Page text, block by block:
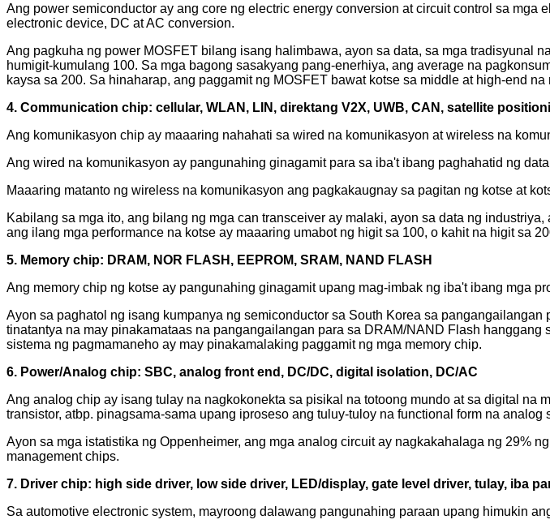
Ang power semiconductor ay ang core ng electric energy conversion at circuit control sa
electronic device, DC at AC conversion.
Ang pagkuha ng power MOSFET bilang isang halimbawa, ayon sa data, sa mga tradisyunal
humigit-kumulang 100. Sa mga bagong sasakyang pang-enerhiya, ang average na
kaysa sa 200. Sa hinaharap, ang paggamit ng MOSFET bawat kotse sa middle at high-end
4. Communication chip: cellular, WLAN, LIN, direktang V2X, UWB, CAN, satellite
Ang komunikasyon chip ay maaaring nahahati sa wired na komunikasyon at wireless na
Ang wired na komunikasyon ay pangunahing ginagamit para sa iba't ibang paghahatid ng
Maaaring matanto ng wireless na komunikasyon ang pagkakaugnay sa pagitan ng kotse at
Kabilang sa mga ito, ang bilang ng mga can transceiver ay malaki, ayon sa data ng
ang ilang mga performance na kotse ay maaaring umabot ng higit sa 100, o kahit na higit sa
5. Memory chip: DRAM, NOR FLASH, EEPROM, SRAM, NAND FLASH
Ang memory chip ng kotse ay pangunahing ginagamit upang mag-imbak ng iba't ibang mga
Ayon sa paghatol ng isang kumpanya ng semiconductor sa South Korea sa
tinatantya na may pinakamataas na pangangailangan para sa DRAM/NAND Flash
sistema ng pagmamaneho ay may pinakamalaking paggamit ng mga memory chip.
6. Power/Analog chip: SBC, analog front end, DC/DC, digital isolation, DC/AC
Ang analog chip ay isang tulay na nagkokonekta sa pisikal na totoong mundo at sa digital na
transistor, atbp. pinagsama-sama upang iproseso ang tuluy-tuloy na functional form na
Ayon sa mga istatistika ng Oppenheimer, ang mga analog circuit ay nagkakahalaga ng 29%
management chips.
7. Driver chip: high side driver, low side driver, LED/display, gate level driver, tulay, iba
Sa automotive electronic system, mayroong dalawang pangunahing paraan upang himukin